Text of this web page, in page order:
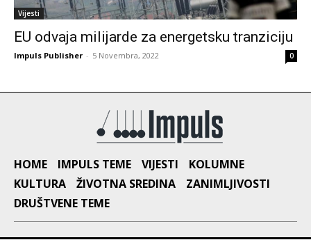
Vijesti
EU odvaja milijarde za energetsku tranziciju
Impuls Publisher - 5 Novembra, 2022 0
HOME IMPULS TEME VIJESTI
KOLUMNE
KULTURA
ŽIVOTNA SREDINA
ZANIMLJIVOSTI
DRUŠTVENE TEME